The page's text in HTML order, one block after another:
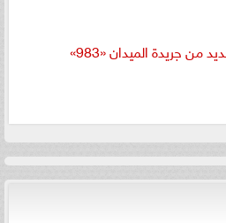
من جريدة الميدان «983»